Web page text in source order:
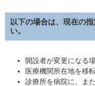
以下の場合は、現在の
い。
開設者が変更になる
医療機関所在地を移
診療所を病院に、ま